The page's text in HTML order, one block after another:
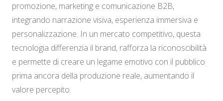
promozione, marketing e comunicazione B2B,
integrando narrazione visiva, esperienza immersiva e
personalizzazione. In un mercato competitivo, questa
tecnologia differenzia il brand, rafforza la riconoscibilità
e permette di creare un legame emotivo con il pubblico
prima ancora della produzione reale, aumentando il
valore percepito.